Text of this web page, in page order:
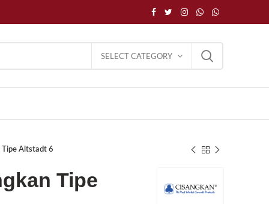
SELECT CATEGORY
Tipe Altstadt 6
Tipe